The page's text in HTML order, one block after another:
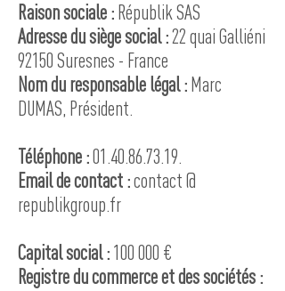
Raison sociale :Républik SAS
Adresse du siège social :22 quai Galliéni
92150 Suresnes - France
Nom du responsable légal :Marc
DUMAS, Président.
Téléphone :01.40.86.73.19.
Email de contact :contact @
republikgroup.fr
Capital social :100 000 €
Registre du commerce et des sociétés :